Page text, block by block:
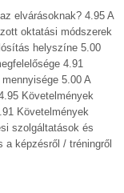
elvárásoknak? 4.95 A
oktatási módszerek
helyszíne 5.00
4.91
5.00 A
Követelmények
Követelmények
szolgáltatások és
képzésről / tréningről